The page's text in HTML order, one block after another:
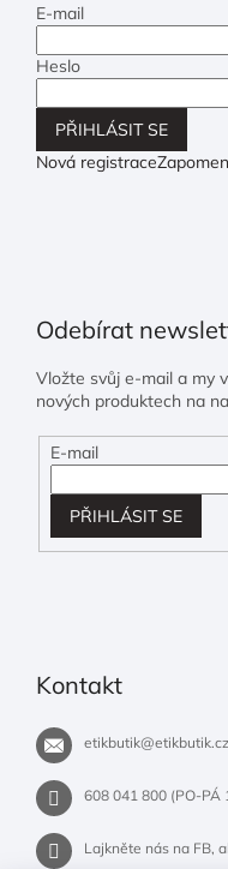
E-mail
Heslo
PŘIHLÁSIT SE
Nová registrace
Odebírat
Vložte svůj e-mail a my
nových produktech na
E-mail
PŘIHLÁSIT SE
Kontakt
etikbutik@etikbutik.cz
608 041 800 (PO-PÁ
Lajkněte nás na FB,